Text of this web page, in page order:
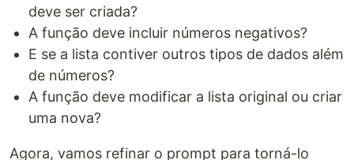
deve ser criada?
A função deve incluir números negativos?
E se a lista contiver outros tipos de dados além
de números?
A função deve modificar a lista original ou criar
uma nova?
Agora, vamos refinar o prompt para torná-lo